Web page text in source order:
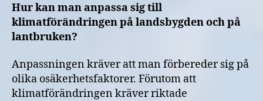
Hur kan man anpassa sig till
klimatförändringen på landsbygden och på
lantbruken?
Anpassningen kräver att man förbereder sig på
olika osäkerhetsfaktorer. Förutom att
klimatförändringen kräver riktade